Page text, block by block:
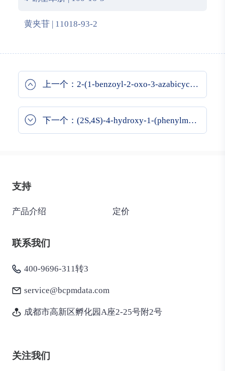
黄夹苷 | 11018-93-2
上一个：2-(1-benzoyl-2-oxo-3-azabicyclo[3.1.0]hexan-3-yl)-N-tert-butyl-3-methylbutanamide
下一个：(2S,4S)-4-hydroxy-1-(phenylmethyl)-2-(t-butyldiphenylsilyloxymethyl) pyrrolidine
支持
产品介绍 定价
联系我们
400-9696-311转3
service@bcpmdata.com
成都市高新区孵化园A座2-25号附2号
关注我们